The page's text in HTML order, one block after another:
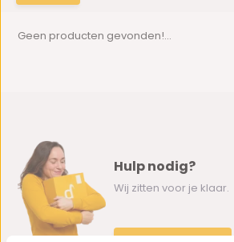
Geen producten gevonden!...
Hulp nodig?
Wij zitten voor je klaar.